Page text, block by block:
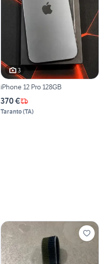
3
iPhone 12 Pro 128GB
370 €
Taranto(TA)